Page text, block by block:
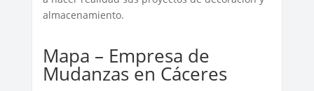
almacenamiento.
Mapa – Empresa de
Mudanzas en Cáceres‎